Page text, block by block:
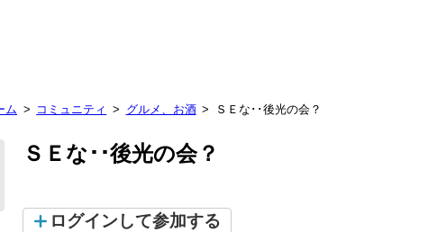
ム コミュニティ グルメ、お酒 ＳＥな･･後光の会？
ＳＥな･･後光の会？
ログインして参加する